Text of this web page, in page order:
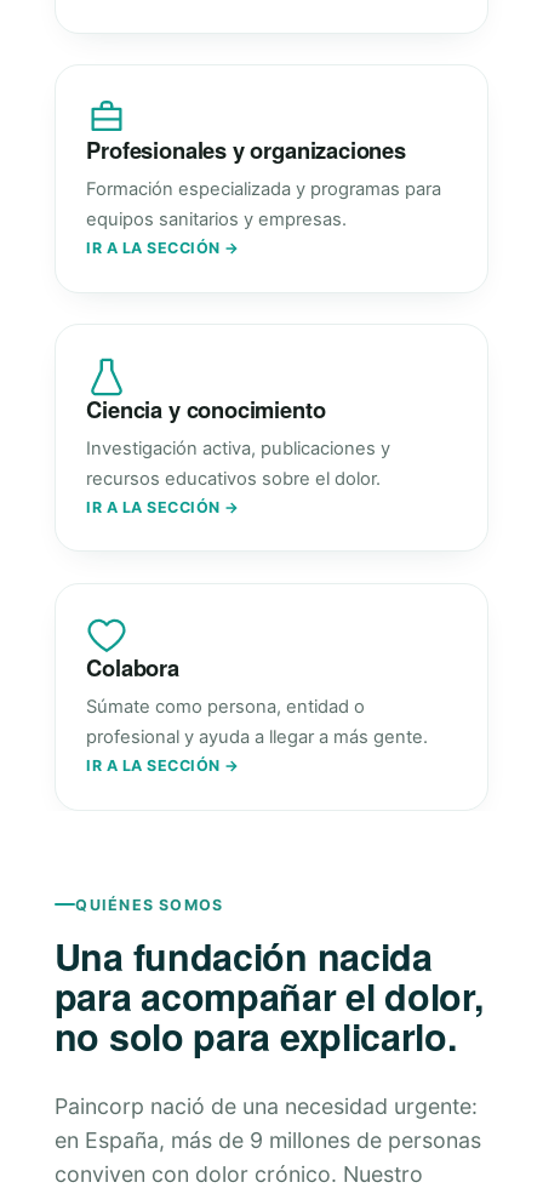
Profesionales y organizaciones
Formación especializada y programas para
equipos sanitarios y empresas.
IR A LA SECCIÓN →
Ciencia y conocimiento
Investigación activa, publicaciones y
recursos educativos sobre el dolor.
IR A LA SECCIÓN →
Colabora
Súmate como persona, entidad o
profesional y ayuda a llegar a más gente.
IR A LA SECCIÓN →
QUIÉNES SOMOS
Una fundación nacida
para acompañar el dolor,
no solo para explicarlo.
Paincorp nació de una necesidad urgente:
en España, más de 9 millones de personas
conviven con dolor crónico. Nuestro